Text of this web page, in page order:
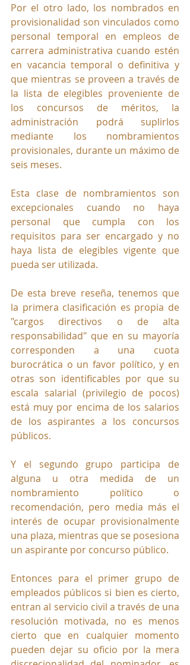
Por el otro lado, los nombrados en
provisionalidad son vinculados como
personal temporal en empleos de
carrera administrativa cuando estén
en vacancia temporal o definitiva y
que mientras se proveen a través de
la lista de elegibles proveniente de
los concursos de méritos, la
administración podrá suplirlos
mediante los nombramientos
provisionales, durante un máximo de
seis meses.
Esta clase de nombramientos son
excepcionales cuando no haya
personal que cumpla con los
requisitos para ser encargado y no
haya lista de elegibles vigente que
pueda ser utilizada.
De esta breve reseña, tenemos que
la primera clasificación es propia de
"cargos directivos o de alta
responsabilidad" que en su mayoría
corresponden a una cuota
burocrática o un favor político, y en
otras son identificables por que su
escala salarial (privilegio de pocos)
está muy por encima de los salarios
de los aspirantes a los concursos
públicos.
Y el segundo grupo participa de
alguna u otra medida de un
nombramiento político o
recomendación, pero media más el
interés de ocupar provisionalmente
una plaza, mientras que se posesiona
un aspirante por concurso público.
Entonces para el primer grupo de
empleados públicos si bien es cierto,
entran al servicio civil a través de una
resolución motivada, no es menos
cierto que en cualquier momento
pueden dejar su oficio por la mera